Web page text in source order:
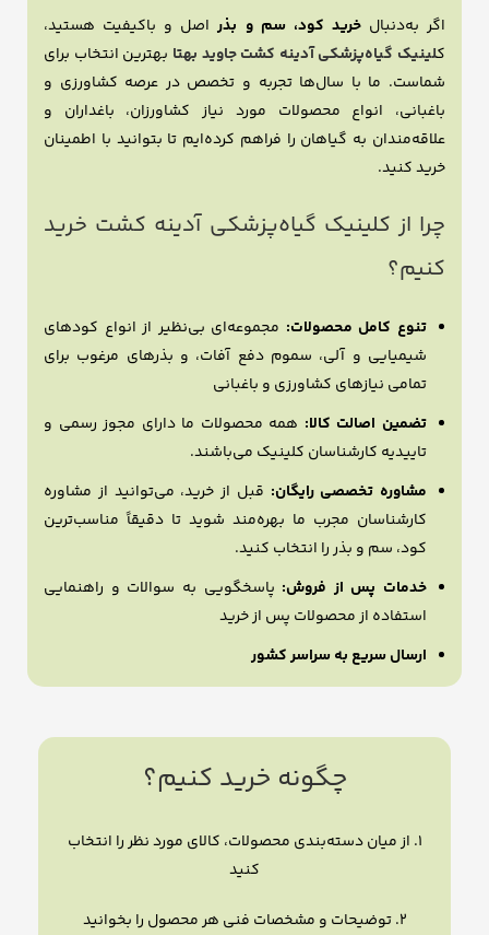
اگر به‌دنبالخرید کود، سم و بذراصل و باکیفیت هستید،
کلینیک گیاه‌پزشکی آدینه کشت جاوید بهتا بهترین انتخاب برای
شماست. ما با سال‌ها تجربه و تخصص در عرصه کشاورزی و
باغبانی، انواع محصولات مورد نیاز کشاورزان، باغداران و
علاقه‌مندان به گیاهان را فراهم کرده‌ایم تا بتوانید با اطمینان
خرید کنید.
چرا از کلینیک گیاه‌پزشکی آدینه کشت خرید
کنیم؟
تنوع کامل محصولات: مجموعه‌ای بی‌نظیر از انواع کودهای
شیمیایی و آلی، سموم دفع آفات، و بذرهای مرغوب برای
تمامی نیازهای کشاورزی و باغبانی
تضمین اصالت کالا: همه محصولات ما دارای مجوز رسمی و
تاییدیه کارشناسان کلینیک می‌باشند.
مشاوره تخصصی رایگان: قبل از خرید، می‌توانید از مشاوره
کارشناسان مجرب ما بهره‌مند شوید تا دقیقاً مناسب‌ترین
کود، سم و بذر را انتخاب کنید.
خدمات پس از فروش: پاسخگویی به سوالات و راهنمایی
استفاده از محصولات پس از خرید
ارسال سریع به سراسر کشور
چگونه خرید کنیم؟
۱. از میان دسته‌بندی محصولات، کالای مورد نظر را انتخاب
کنید
۲. توضیحات و مشخصات فنی هر محصول را بخوانید